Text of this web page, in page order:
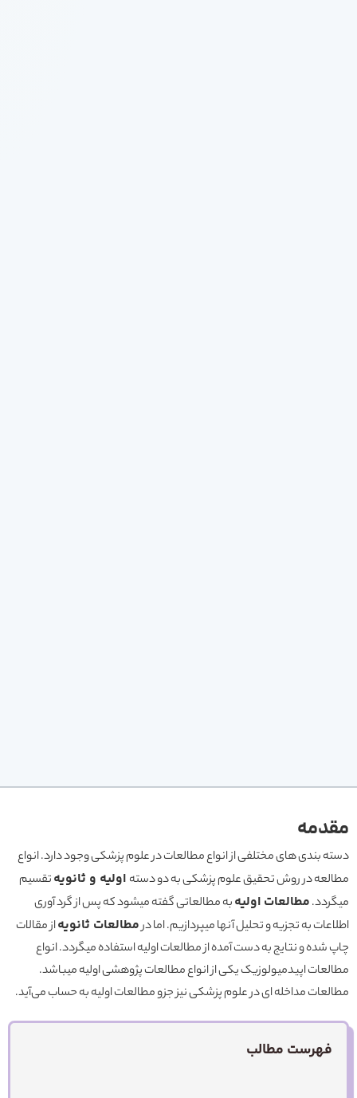
مقدمه
دسته بندی های مختلفی از انواع مطالعات در علوم پزشکی وجود دارد. انواع
مطالعه در روش تحقیق علوم پزشکی به دو دسته اولیه و ثانویهتقسیم
میگردد.مطالعات اولیهبه مطالعاتی گفته میشود که پس از گرد آوری
اطلاعات به تجزیه و تحلیل آنها میپردازیم. اما درمطالعات ثانویهاز مقالات
چاپ شده و نتایج به دست آمده از مطالعات اولیه استفاده میگردد. انواع
مطالعات اپیدمیولوزیک یکی از انواع مطالعات پژوهشی اولیه میباشد.
مطالعات مداخله ای در علوم پزشکی نیز جزو مطالعات اولیه به حساب می‌آید.
فهرست مطالب